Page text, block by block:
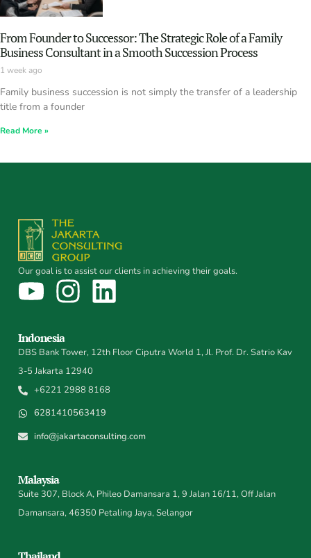
From Founder to Successor: The Strategic Role of a Family
Business Consultant in a Smooth Succession Process
1 week ago
Family business succession is not simply the transfer of a leadership
title from a founder
Read More »
Our goal is to assist our clients in achieving their goals.
Indonesia
DBS Bank Tower, 12th Floor Ciputra World 1, Jl. Prof. Dr. Satrio Kav
3-5 Jakarta 12940
+6221 2988 8168
6281410563419
info@jakartaconsulting.com
Malaysia
Suite 307, Block A, Phileo Damansara 1, 9 Jalan 16/11, Off Jalan
Damansara, 46350 Petaling Jaya, Selangor